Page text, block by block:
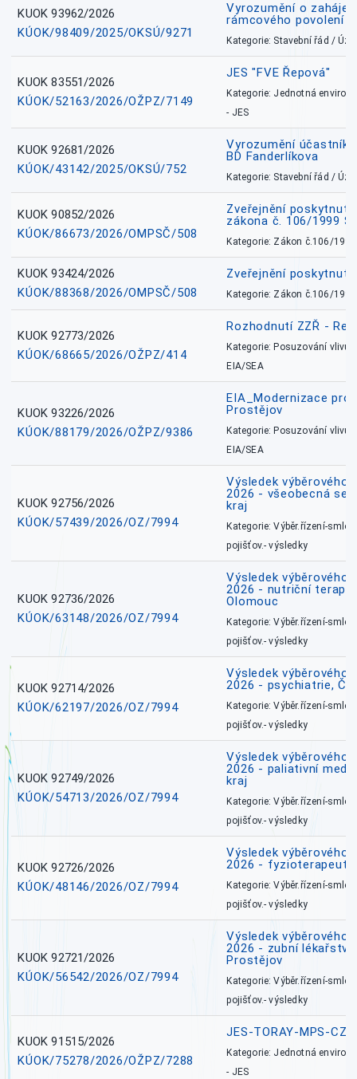
KUOK 93962/2026
KÚOK/98409/2025/OKSÚ/9271
Vyrozumění o
rámcového povolení
Kategorie: Stavební řád /
KUOK 83551/2026
KÚOK/52163/2026/OŽPZ/7149
JES "FVE Řepová"
Kategorie: Jednotná
- JES
KUOK 92681/2026
KÚOK/43142/2025/OKSÚ/752
Vyrozumění
BD Fanderlíkova
Kategorie: Stavební řád /
KUOK 90852/2026
KÚOK/86673/2026/OMPSČ/508
Zveřejnění
zákona č. 106/1999
Kategorie: Zákon č.106/1999
KUOK 93424/2026
KÚOK/88368/2026/OMPSČ/508
Zveřejnění
Kategorie: Zákon č.106/1999
KUOK 92773/2026
KÚOK/68665/2026/OŽPZ/414
Rozhodnutí ZZŘ -
Kategorie: Posuzování vlivů
EIA/SEA
KUOK 93226/2026
KÚOK/88179/2026/OŽPZ/9386
EIA_Modernizace
Prostějov
Kategorie: Posuzování vlivů
EIA/SEA
KUOK 92756/2026
KÚOK/57439/2026/OZ/7994
Výsledek výběrového
2026 - všeobecná
kraj
Kategorie: Výběr.řízení-
pojišťov.- výsledky
KUOK 92736/2026
KÚOK/63148/2026/OZ/7994
Výsledek výběrového
2026 - nutriční
Olomouc
Kategorie: Výběr.řízení-
pojišťov.- výsledky
KUOK 92714/2026
KÚOK/62197/2026/OZ/7994
Výsledek výběrového
2026 - psychiatrie,
Kategorie: Výběr.řízení-
pojišťov.- výsledky
KUOK 92749/2026
KÚOK/54713/2026/OZ/7994
Výsledek výběrového
2026 - paliativní
kraj
Kategorie: Výběr.řízení-
pojišťov.- výsledky
KUOK 92726/2026
KÚOK/48146/2026/OZ/7994
Výsledek výběrového
2026 - fyzioterapeut,
Kategorie: Výběr.řízení-
pojišťov.- výsledky
KUOK 92721/2026
KÚOK/56542/2026/OZ/7994
Výsledek výběrového
2026 - zubní
Prostějov
Kategorie: Výběr.řízení-
pojišťov.- výsledky
KUOK 91515/2026
KÚOK/75278/2026/OŽPZ/7288
JES-TORAY-MPS-CZ
Kategorie: Jednotná
- JES